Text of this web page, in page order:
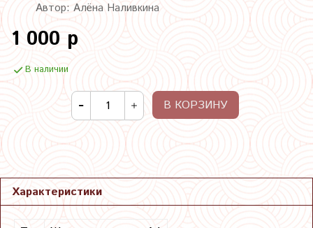
Автор: Алёна Наливкина
1 000 р
В наличии
В КОРЗИНУ
Характеристики